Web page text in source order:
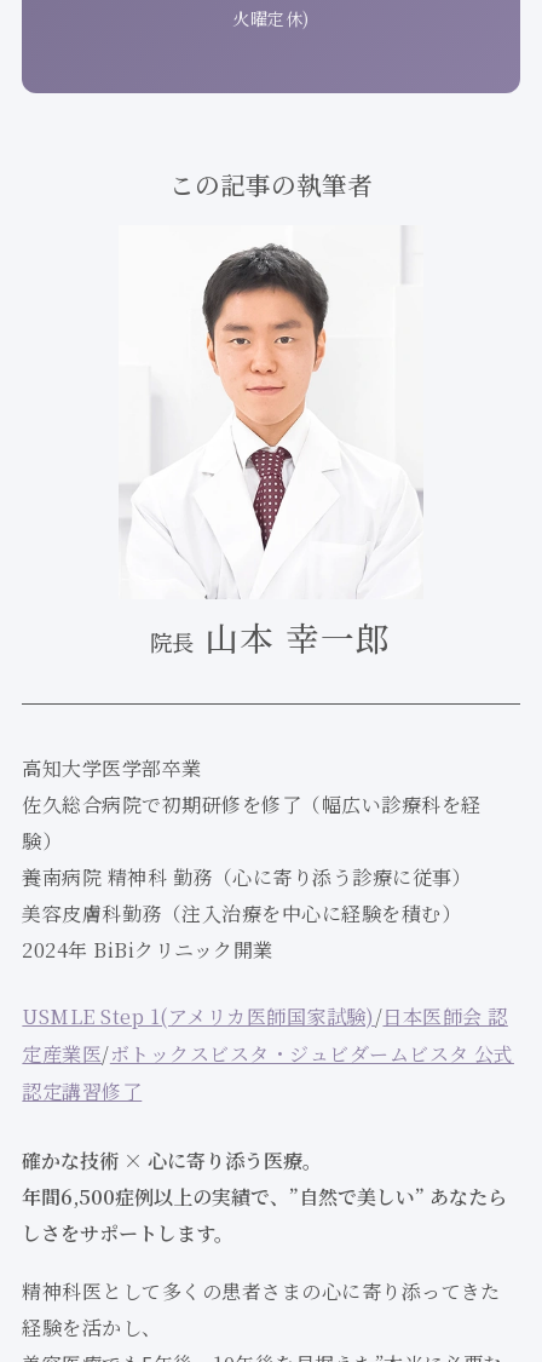
火曜定休)
この記事の執筆者
院長 山本 幸一郎
高知大学医学部卒業
佐久総合病院で初期研修を修了（幅広い診療科を経
験）
養南病院 精神科 勤務（心に寄り添う診療に従事）
美容皮膚科勤務（注入治療を中心に経験を積む）
2024年 BiBiクリニック開業
USMLE Step 1(アメリカ医師国家試験)/日本医師会 認
定産業医/ボトックスビスタ・ジュビダームビスタ 公式
認定講習修了
確かな技術 × 心に寄り添う医療。
年間6,500症例以上の実績で、”自然で美しい” あなたら
しさをサポートします。
精神科医として多くの患者さまの心に寄り添ってきた
経験を活かし、